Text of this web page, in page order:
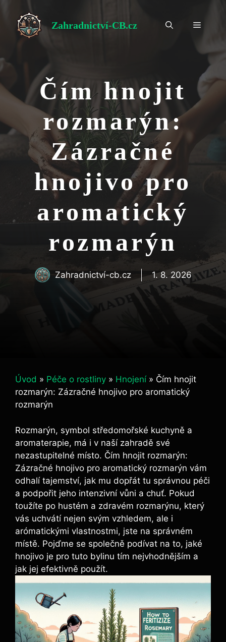
obsah
Zahradnictví-CB.cz Menu
Čím hnojit
rozmarýn:
Zázračné
hnojivo pro
aromatický
rozmarýn
Zahradnictví-cb.cz 1. 8. 2026
Úvod » Péče o rostliny » Hnojení » Čím hnojit
rozmarýn: Zázračné hnojivo pro aromatický
rozmarýn
Rozmarýn, symbol středomořské kuchyně​ a
aromaterapie,‌ má ‍i v naší ⁤zahradě své
nezastupitelné místo. Čím hnojit rozmarýn:
‌Zázračné hnojivo ‌pro aromatický rozmarýn vám
odhalí⁣ tajemství, jak mu ​dopřát ‍tu správnou péči
a podpořit⁣ jeho intenzivní ‌vůni a chuť. Pokud
toužíte po hustém a ⁢zdravém rozmarýnu, který
vás‌ uchvátí nejen svým vzhledem, ale i⁤
arómatickými vlastnostmi, jste na správném
místě. Pojďme se společně podívat na‍ to, jaké
hnojivo je pro tuto ⁢bylinu​ tím nejvhodnějším a
jak jej efektivně použít.